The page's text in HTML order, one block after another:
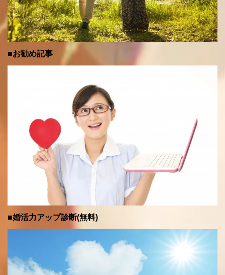
■お勧め記事
■婚活力アップ診断(無料)